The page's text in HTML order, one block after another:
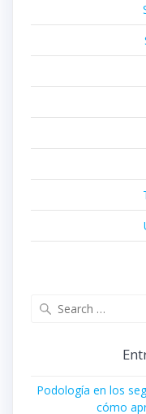
Podología en los
cómo